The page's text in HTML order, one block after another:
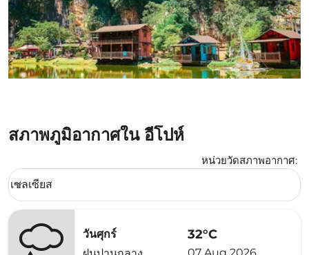
สภาพภูมิอากาศใน อีโปห์
หน่วยวัดสภาพอากาศ:
Weather unit option เซลเซียส Selected
เซลเซียส
keyboard_arrow_down
วันศุกร์
32°C
07 Aug 2026